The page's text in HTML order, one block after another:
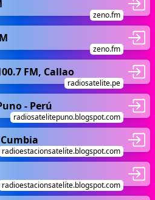
zeno.fm
zeno.fm
FM, Callao
radiosatelite.pe
- Perú
radiosatelitepuno.blogspot.com
radioestacionsatelite.blogspot.com
radioestacionsatelite.blogspot.com